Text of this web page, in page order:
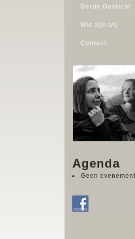
Derde Gesticht
Wie zijn wij
Contact
Agenda
Geen